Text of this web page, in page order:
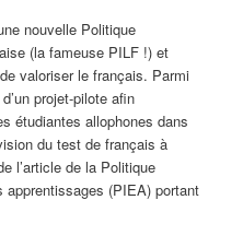
nouvelle Politique
(la fameuse PILF !) et
valoriser le français. Parmi
projet-pilote afin
étudiantes allophones dans
du test de français à
l’article de la Politique
apprentissages (PIEA) portant